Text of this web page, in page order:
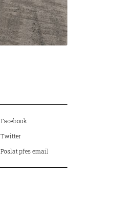
Facebook
Twitter
Poslat přes email